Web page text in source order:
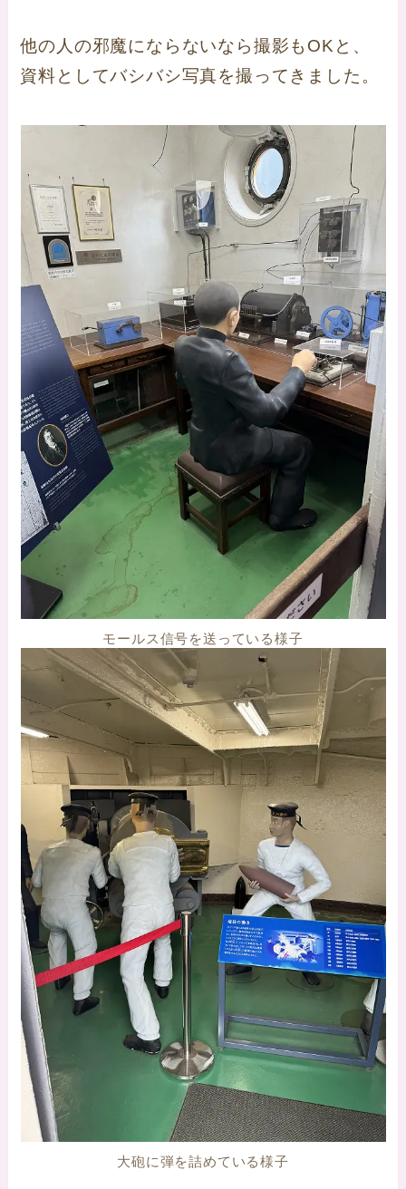
他の人の邪魔にならないなら撮影もOKと、
資料としてバシバシ写真を撮ってきました。
モールス信号を送っている様子
大砲に弾を詰めている様子